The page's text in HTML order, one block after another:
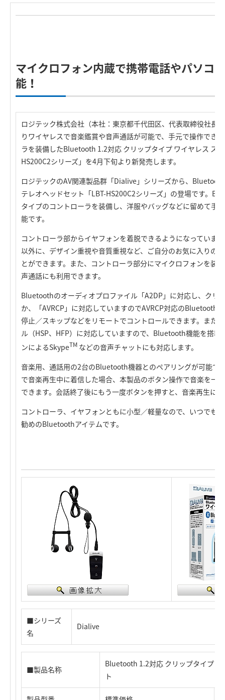
マイクロフォン内蔵で携帯電話やパソコ
能！
ロジテック株式会社（本社：東京都千代田区、代表取締役社長
りワイヤレスで音楽鑑賞や音声通話が可能で、手元で操作でき
ラを装備したBluetooth 1.2対応 クリップタイプ ワイヤレス ス
HS200C2シリーズ」を4月下旬より新発売します。
ロジテックのAV関連製品群「Dialive」シリーズから、
テレオヘッドセット「LBT-HS200C2シリーズ」の登場です。
タイプのコントローラを装備し、洋服やバッグなどに留めて手
能です。
コントローラ部からイヤフォンを着脱できるようになっていま
以外に、デザイン重視や音質重視など、ご自分のお気に入りの
とができます。また、コントローラ部分にマイクロフォンを装
声通話にも利用できます。
Bluetoothのオーディオプロファイル「A2DP」に対応し、クリ
か、「AVRCP」に対応していますのでAVRCP対応のBluetooth
停止／スキップなどをリモートでコントロールできます。また
ル（HSP、HFP）に対応していますので、Bluetooth機能を搭載
ンによるSkypeTM などの音声チャットにも対応します。
音楽用、通話用の2台のBluetooth機器とのペアリングが可能で
で音楽再生中に着信した場合、本製品のボタン操作で音楽を一
できます。会話終了後にもう一度ボタンを押すと、音楽再生に
コントローラ、イヤフォンともに小型／軽量なので、いつでも
勧めのBluetoothアイテムです。
■シリーズ
名
Dialive
■製品名称
Bluetooth 1.2対応 クリップタイプ
ト